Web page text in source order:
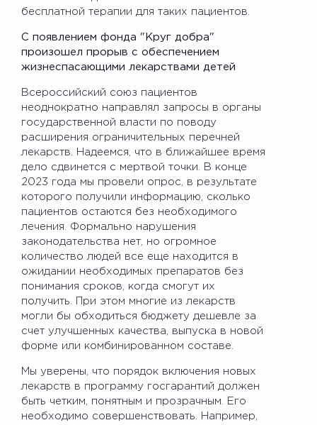
бесплатной терапии для таких пациентов.
С появлением фонда "Круг добра"
произошел прорыв с обеспечением
жизнеспасающими лекарствами детей
Всероссийский союз пациентов
неоднократно направлял запросы в органы
государственной власти по поводу
расширения ограничительных перечней
лекарств. Надеемся, что в ближайшее время
дело сдвинется с мертвой точки. В конце
2023 года мы провели опрос, в результате
которого получили информацию, сколько
пациентов остаются без необходимого
лечения. Формально нарушения
законодательства нет, но огромное
количество людей все еще находится в
ожидании необходимых препаратов без
понимания сроков, когда смогут их
получить. При этом многие из лекарств
могли бы обходиться бюджету дешевле за
счет улучшенных качества, выпуска в новой
форме или комбинированном составе.
Мы уверены, что порядок включения новых
лекарств в программу госгарантий должен
быть четким, понятным и прозрачным. Его
необходимо совершенствовать. Например,